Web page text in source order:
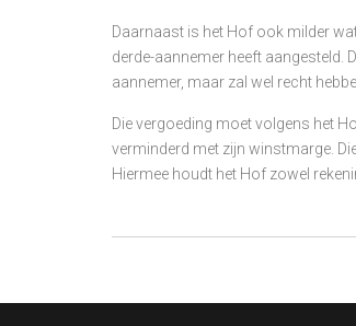
Daarnaast is het Hof ook milder
derde-aannemer heeft aangesteld.
aannemer, maar zal wel recht
Die vergoeding moet volgens het
verminderd met zijn winstmarge.
Hiermee houdt het Hof zowel